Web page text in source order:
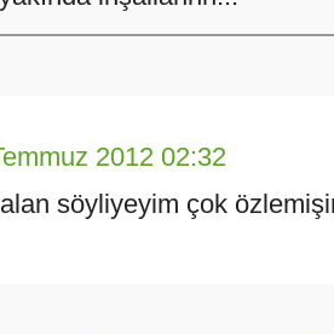
2012 02:32
söyliyeyim çok